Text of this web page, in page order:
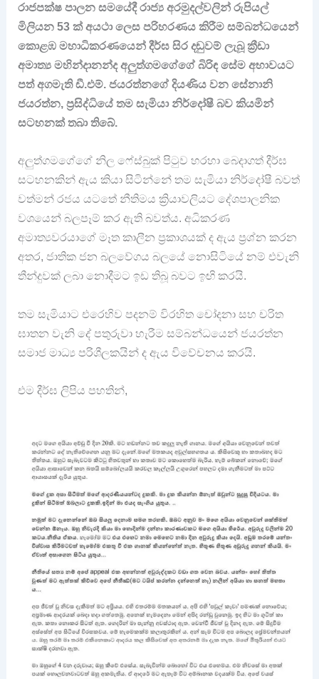
රාජපක්ෂ පාලන සමයේදී රාජ්‍ය අරමුදල්වලින් රුපියල්
මිලියන 53 ක් අයථා ලෙස පරිහරණය කිරීම සම්බන්ධයෙන්
කොළඹ මහාධිකරණයෙන් දීර්ඝ සිර දඬුවම් ලැබූ ක්‍රීඩා
අමාත්‍ය මහින්දානන්ද අලුත්ගමගේගේ බිරිඳ සේම අභාවයට
පත් අගමැති ඩී.එම්. ජයරත්නගේ දියණිය වන සේනානි
ජයරත්න, ප්‍රසිද්ධියේ තම සැමියා නිර්දෝෂී බව කියමින්
සටහනක් තබා තිබේ.
අලුත්ගමගේගේ නිල ෆේස්බුක් පිටුව හරහා බෙදාගත් දීර්ඝ
සටහනකින් ඇය කියා සිටින්නේ තම සැමියා නිර්දෝෂී බවත්
වත්මන් රජය යටතේ නීතිමය ක්‍රියාවලියට දේශපාලනික
වශයෙන් බලපෑම් කර ඇති බවත්ය. අධිකරණ
අමාත්‍යවරයාගේ මෑත කාලීන ප්‍රකාශයක් ද ඇය ප්‍රශ්න කරන
අතර, ජාතික ජන බලවේගය බලයේ නොසිටියේ නම් එවැනි
තීන්දුවක් ලබා නොදීමට ඉඩ තිබූ බවට ඉඟි කරයි.
තම සැමියාට එරෙහිව පදනම් විරහිත චෝදනා සහ චරිත
ඝාතන වැනි දේ පතුරුවා හැරීම සම්බන්ධයෙන් ජයරත්න
සමාජ මාධ්‍ය පරිශීලකයින් ද ඇය විවේචනය කරයි.
එම දීර්ඝ ලිපිය පහතින්,